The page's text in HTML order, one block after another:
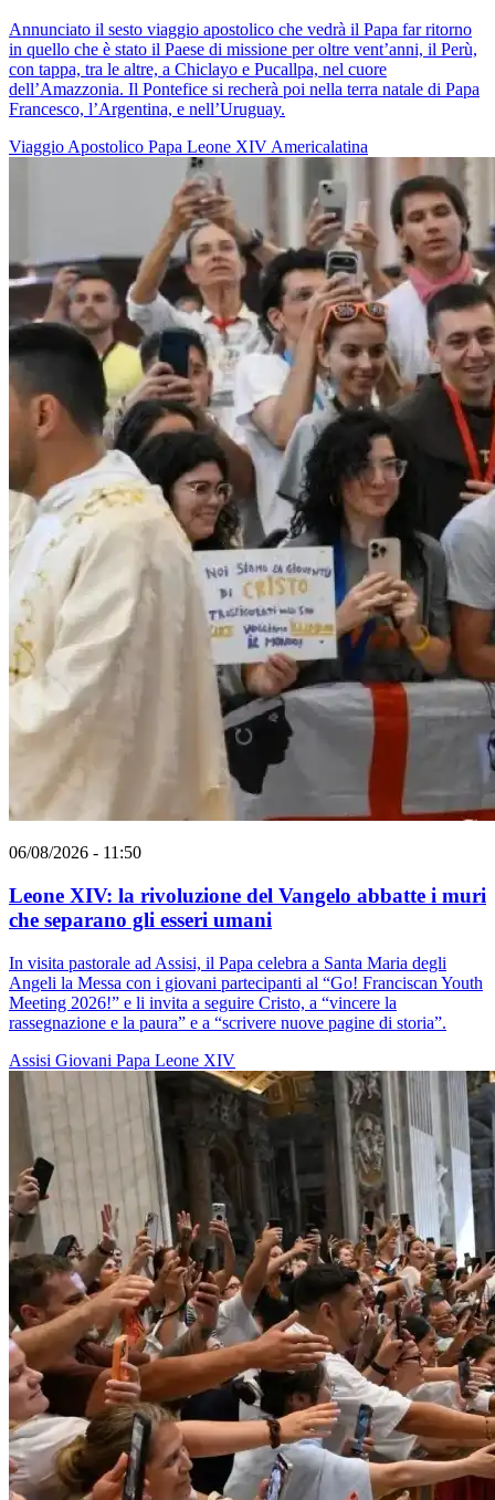
Annunciato il sesto viaggio apostolico che vedrà il Papa far ritorno
in quello che è stato il Paese di missione per oltre vent’anni, il Perù,
con tappa, tra le altre, a Chiclayo e Pucallpa, nel cuore
dell’Amazzonia. Il Pontefice si recherà poi nella terra natale di Papa
Francesco, l’Argentina, e nell’Uruguay.
Viaggio Apostolico Papa Leone XIV Americalatina
06/08/2026 - 11:50
Leone XIV: la rivoluzione del Vangelo abbatte i muri
che separano gli esseri umani
In visita pastorale ad Assisi, il Papa celebra a Santa Maria degli
Angeli la Messa con i giovani partecipanti al “Go! Franciscan Youth
Meeting 2026!” e li invita a seguire Cristo, a “vincere la
rassegnazione e la paura” e a “scrivere nuove pagine di storia”.
Assisi Giovani Papa Leone XIV